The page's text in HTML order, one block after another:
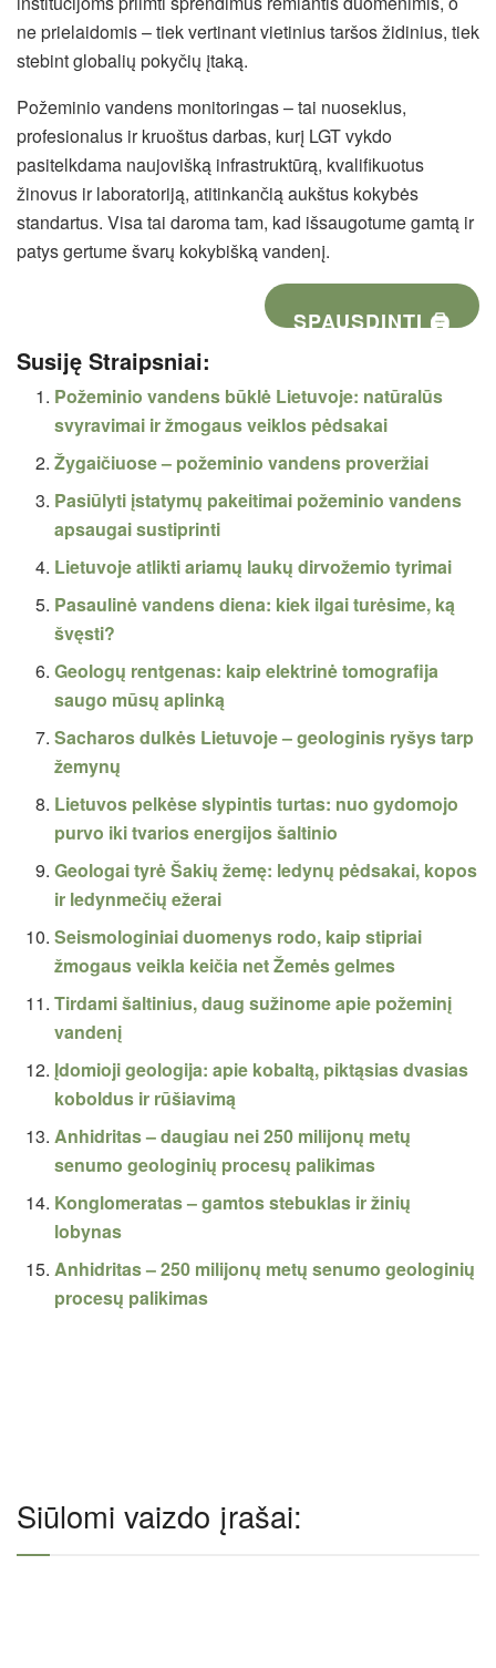
ne prielaidomis – tiek vertinant vietinius taršos židinius, tiek
stebint globalių pokyčių įtaką.
Požeminio vandens monitoringas – tai nuoseklus,
profesionalus ir kruoštus darbas, kurį LGT vykdo
pasitelkdama naujovišką infrastruktūrą, kvalifikuotus
žinovus ir laboratoriją, atitinkančią aukštus kokybės
standartus. Visa tai daroma tam, kad išsaugotume gamtą ir
patys gertume švarų kokybišką vandenį.
SPAUSDINTI 🖨
Susiję Straipsniai:
Požeminio vandens būklė Lietuvoje: natūralūs
svyravimai ir žmogaus veiklos pėdsakai
Žygaičiuose – požeminio vandens proveržiai
Pasiūlyti įstatymų pakeitimai požeminio vandens
apsaugai sustiprinti
Lietuvoje atlikti ariamų laukų dirvožemio tyrimai
Pasaulinė vandens diena: kiek ilgai turėsime, ką
švęsti?
Geologų rentgenas: kaip elektrinė tomografija
saugo mūsų aplinką
Sacharos dulkės Lietuvoje – geologinis ryšys tarp
žemynų
Lietuvos pelkėse slypintis turtas: nuo gydomojo
purvo iki tvarios energijos šaltinio
Geologai tyrė Šakių žemę: ledynų pėdsakai, kopos
ir ledynmečių ežerai
Seismologiniai duomenys rodo, kaip stipriai
žmogaus veikla keičia net Žemės gelmes
Tirdami šaltinius, daug sužinome apie požeminį
vandenį
Įdomioji geologija: apie kobaltą, piktąsias dvasias
koboldus ir rūšiavimą
Anhidritas – daugiau nei 250 milijonų metų
senumo geologinių procesų palikimas
Konglomeratas – gamtos stebuklas ir žinių
lobynas
Anhidritas – 250 milijonų metų senumo geologinių
procesų palikimas
Siūlomi vaizdo įrašai: